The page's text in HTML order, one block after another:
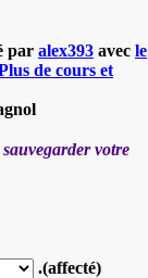
par alex393 avec le
de cours et
votre
.(affecté)